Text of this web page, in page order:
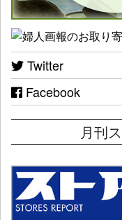
Twitter
Facebook
月刊